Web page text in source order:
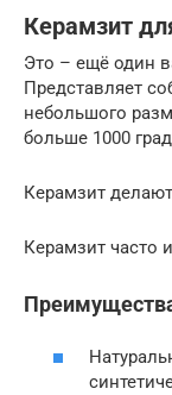
Керамзит
Это – ещё один
Представляет
небольшого
больше 1000
Керамзит
Керамзит часто